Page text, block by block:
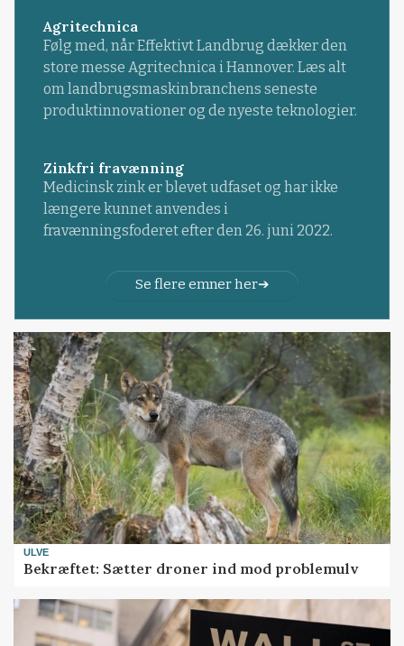
Agritechnica
Følg med, når Effektivt Landbrug dækker den
store messe Agritechnica i Hannover. Læs alt
om landbrugsmaskinbranchens seneste
produktinnovationer og de nyeste teknologier.
Zinkfri fravænning
Medicinsk zink er blevet udfaset og har ikke
længere kunnet anvendes i
fravænningsfoderet efter den 26. juni 2022.
Se flere emner her
ULVE
Bekræftet: Sætter droner ind mod problemulv